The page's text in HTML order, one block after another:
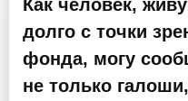
Как человек,
долго с точки
фонда, могу
не только